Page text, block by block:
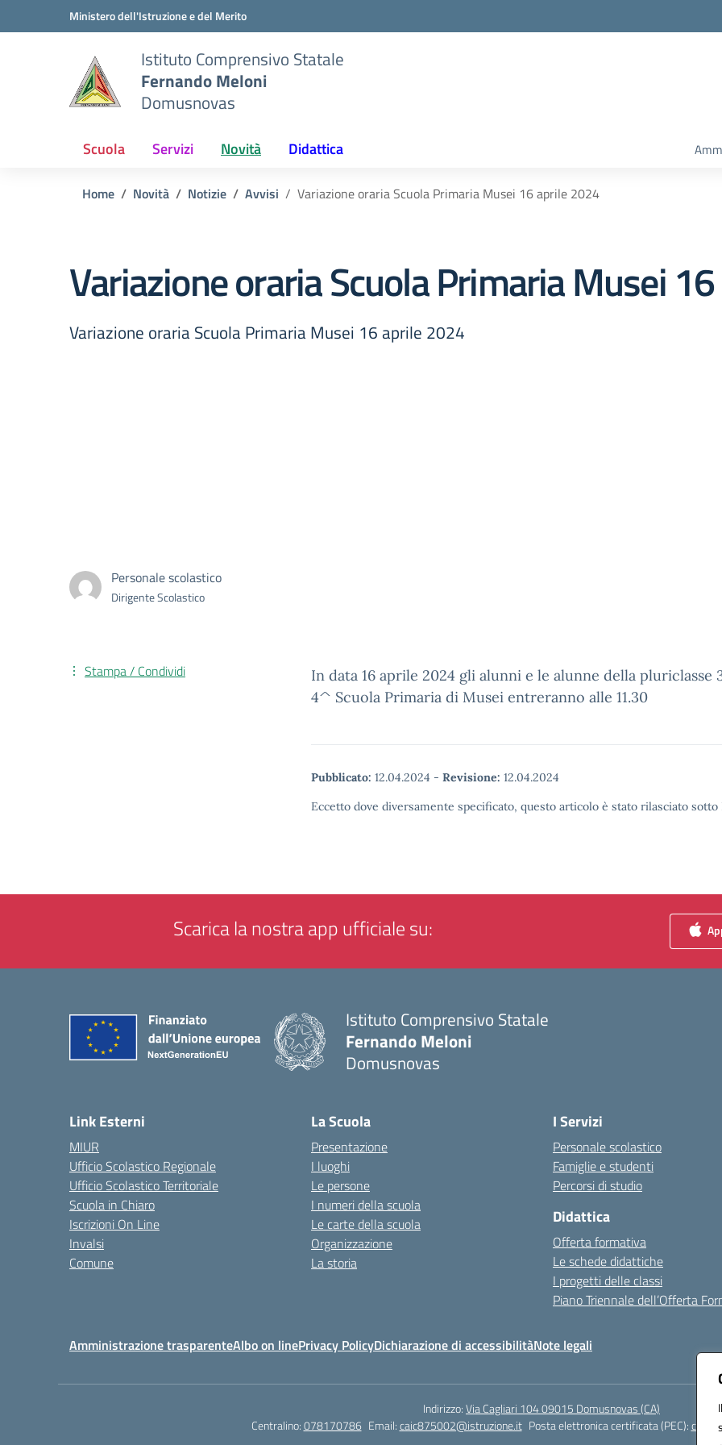
Vai ai contenuti
Vai al menu di navigazioneMinistero dell'Istruzione e del Merito
Istituto Comprensivo Statale
Fernando Meloni
Domusnovas
Scuola Servizi Novità Didattica
Home Novità Notizie Avvisi Variazione oraria Scuola Primaria Musei 16 aprile 2024
Variazione oraria Scuola Primaria Musei
Variazione oraria Scuola Primaria Musei 16 aprile 2024
Personale scolastico
Dirigente Scolastico
In data 16 aprile 2024 gli alunni e le alunne della pluriclasse
4^ Scuola Primaria di Musei entreranno alle 11.30
Pubblicato: 12.04.2024 - Revisione: 12.04.2024
Eccetto dove diversamente specificato, questo articolo è stato rilasciato
Stampa / Condividi
Scarica la nostra app ufficiale su:
Istituto Comprensivo Statale
Fernando Meloni
Domusnovas
Link Esterni
MIUR
Ufficio Scolastico Regionale
Ufficio Scolastico Territoriale
Scuola in Chiaro
Iscrizioni On Line
Invalsi
Comune
La Scuola
Presentazione
I luoghi
Le persone
I numeri della scuola
Le carte della scuola
Organizzazione
La storia
I Servizi
Personale scolastico
Famiglie e studenti
Percorsi di studio
Didattica
Offerta formativa
Le schede didattiche
I progetti delle classi
Piano Triennale dell’Offerta
Amministrazione trasparenteAlbo on linePrivacy PolicyDichiarazione di accessibilitàNote legali
Indirizzo:Via Cagliari 104 09015 Domusnovas (CA)
Centralino:078170786 Email:caic875002@istruzione.it Posta elettronica certificata (PEC):